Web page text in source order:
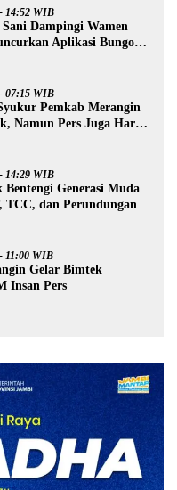
14:52 WIB
Dampingi Wamen
Aplikasi Bungo
07:15 WIB
Pemkab Merangin
Namun Pers Juga Harus
14:29 WIB
Bentengi Generasi Muda
TCC, dan Perundungan
11:00 WIB
Gelar Bimtek
Insan Pers